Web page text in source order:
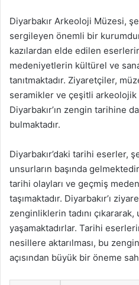
Diyarbakır Arkeoloji Müzesi,
sergileyen önemli bir
kazılardan elde edilen
medeniyetlerin kültürel ve
tanıtmaktadır. Ziyaretçiler,
seramikler ve çeşitli arkeolojik
Diyarbakır’ın zengin tarihine
bulmaktadır.
Diyarbakır’daki tarihi eserler,
unsurların başında
tarihi olayları ve geçmiş
taşımaktadır. Diyarbakır’ı
zenginliklerin tadını
yaşamaktadırlar. Tarihi
nesillere aktarılması, bu zengin
açısından büyük bir öneme